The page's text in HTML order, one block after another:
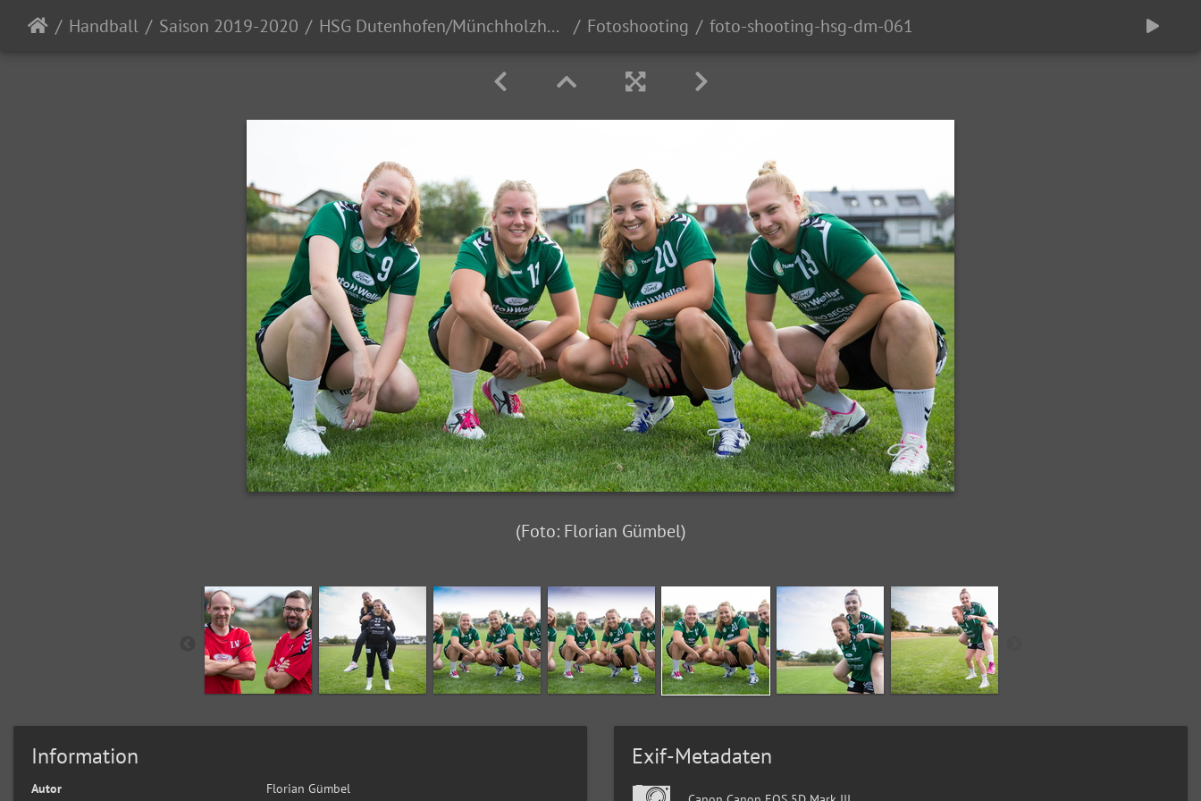
Handball Saison 2019-2020 HSG Dutenhofen/Münchholzhausen Frauen I Fotoshooting foto-shooting-hsg-dm-061
(Foto: Florian Gümbel)
Information
Autor Florian Gümbel
Exif-Metadaten